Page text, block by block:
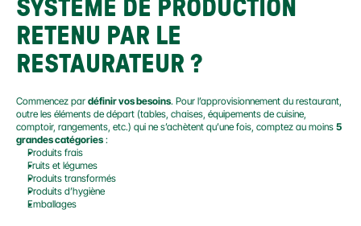
SYSTÈME DE PRODUCTION
RETENU PAR LE
RESTAURATEUR ?
Commencez par définir vos besoins. Pour l’approvisionnement du restaurant,
outre les éléments de départ (tables, chaises, équipements de cuisine,
comptoir, rangements, etc.) qui ne s’achètent qu’une fois, comptez au moins 5
grandes catégories :
Produits frais
Fruits et légumes
Produits transformés
Produits d’hygiène
Emballages